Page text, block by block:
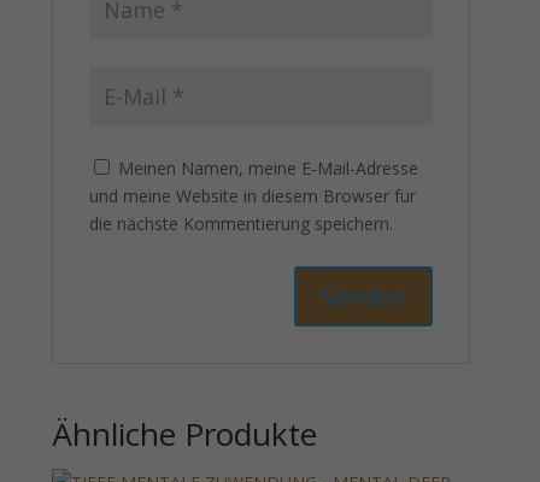
Meinen Namen, meine E-Mail-Adresse
und meine Website in diesem Browser für
die nächste Kommentierung speichern.
Ähnliche Produkte